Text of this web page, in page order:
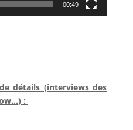
00:49
détails (interviews des
: